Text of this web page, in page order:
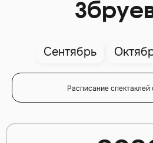
Сентябрь
Расписание